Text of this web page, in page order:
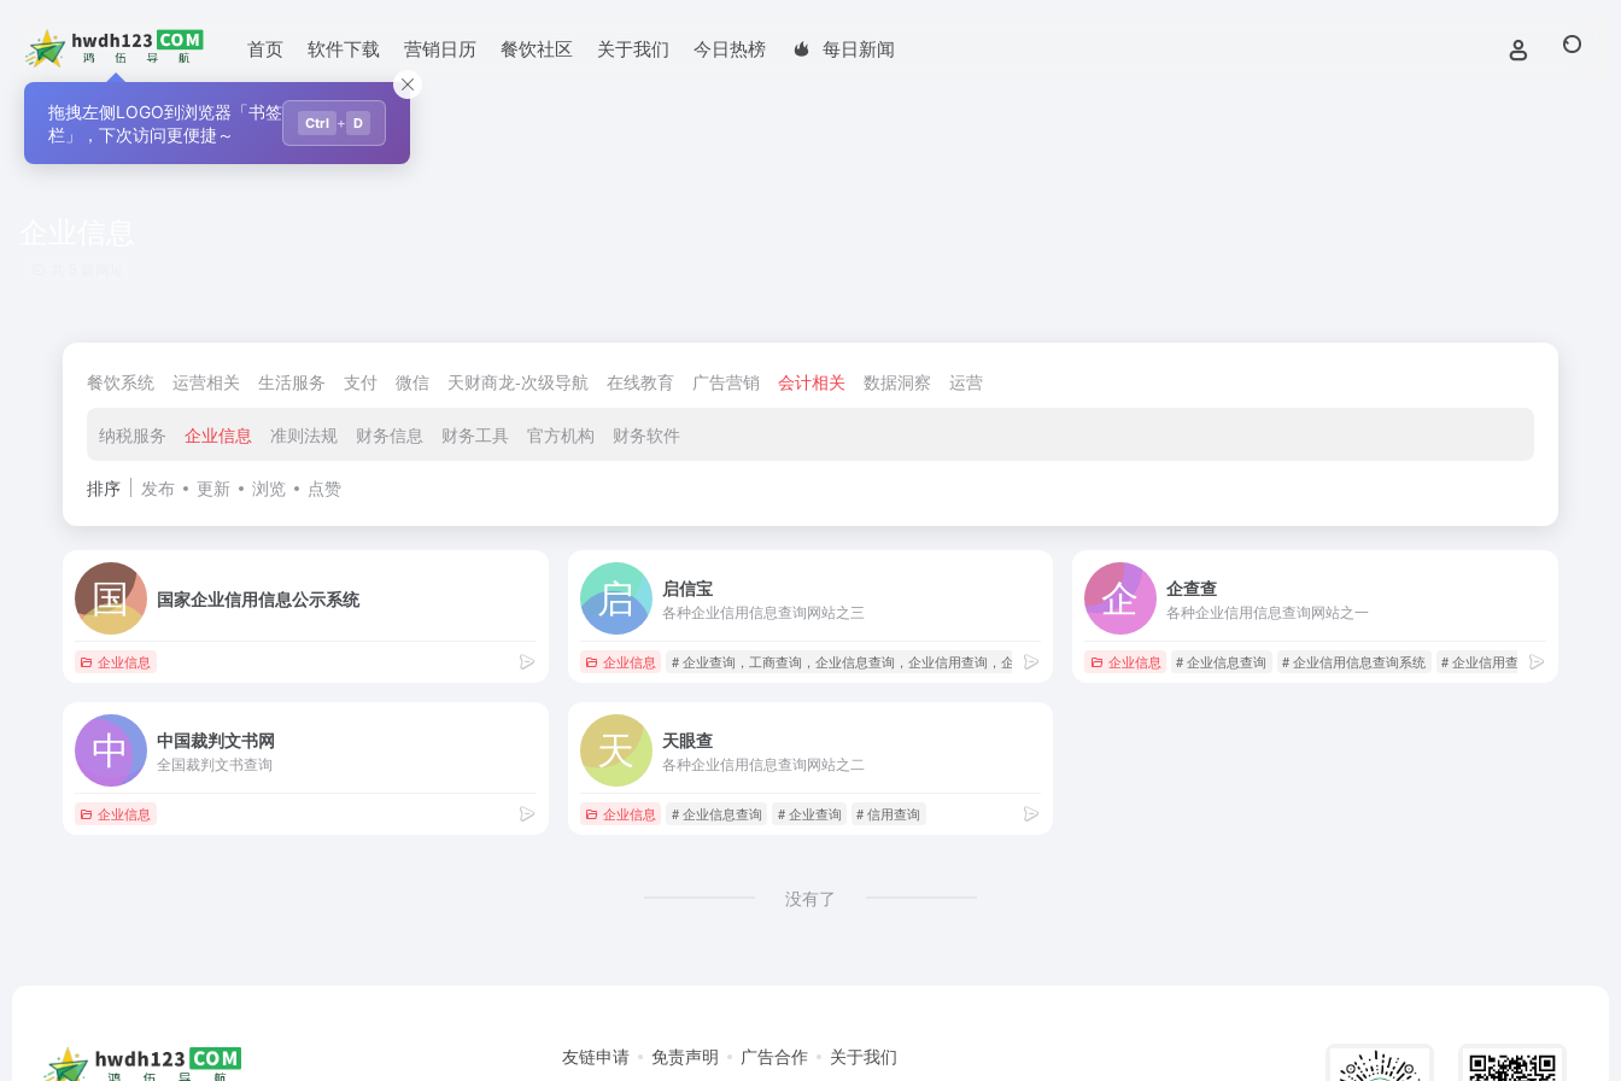
首页 软件下载 营销日历 餐饮社区 关于我们 今日热榜 每日新闻
餐饮系统 运营相关 生活服务 支付 微信 天财商龙-次级导航 在线教育 广告营销 会计相关 数据洞察 运营
纳税服务 企业信息 准则法规 财务信息 财务工具 官方机构 财务软件
排序 发布 更新 浏览 点赞
国家企业信用信息公示系统
企业信息
启信宝
各种企业信用信息查询网站之三
企业信息 # 企业查询，工商查询，企业信息查询，企业信用查询，企业信用系统公示系统
企查查
各种企业信用信息查询网站之一
企业信息 # 企业信息查询 # 企业信用信息查询系统 # 企业信用查询
中国裁判文书网
全国裁判文书查询
企业信息
天眼查
各种企业信用信息查询网站之二
企业信息 # 企业信息查询 # 企业查询 # 信用查询
没有了
友链申请 免责声明 广告合作 关于我们
拖拽左侧LOGO到浏览器「书签
栏」，下次访问更便捷～
Ctrl + D